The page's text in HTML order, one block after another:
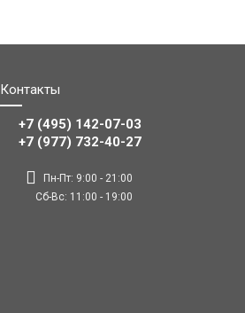
Контакты
+7 (495) 142-07-03
‎‎+7 (977) 732-40-27
Пн-Пт: 9:00 - 21:00
Сб-Вс: 11:00 - 19:00